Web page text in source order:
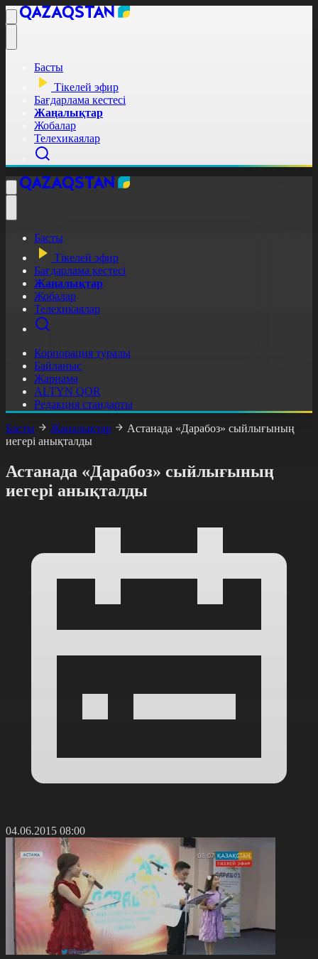
Басты
Тікелей эфир
Бағдарлама кестесі
Жаңалықтар
Жобалар
Телехикаялар
Басты
Тікелей эфир
Бағдарлама кестесі
Жаңалықтар
Жобалар
Телехикаялар
Корпорация туралы
Байланыс
Жарнама
ALTYN QOR
Редакция стандарты
Басты
Жаңалықтар
Астанада «Дарабоз» сыйлығының
иегері анықталды
Астанада «Дарабоз» сыйлығының
иегері анықталды
04.06.2015 08:00